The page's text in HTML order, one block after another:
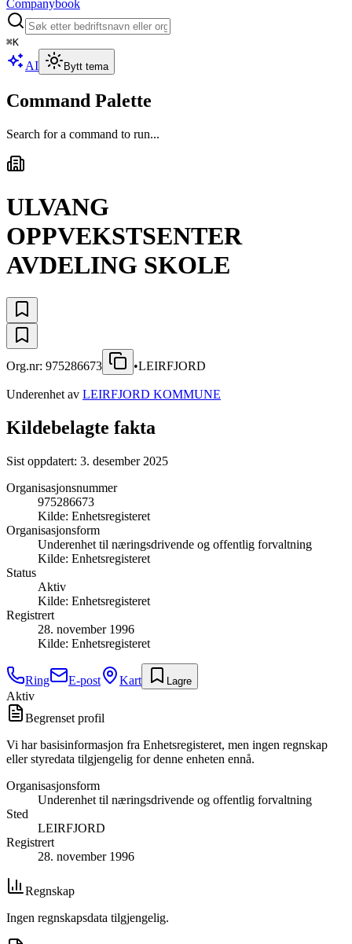
Companybook
⌘K
AI Bytt tema
Command Palette
Search for a command to run...
ULVANG
OPPVEKSTSENTER
AVDELING SKOLE
Org.nr: 975286673 •LEIRFJORD
Underenhet av LEIRFJORD KOMMUNE
Kildebelagte fakta
Sist oppdatert: 3. desember 2025
Organisasjonsnummer
975286673
Kilde: Enhetsregisteret
Organisasjonsform
Underenhet til næringsdrivende og offentlig forvaltning
Kilde: Enhetsregisteret
Status
Aktiv
Kilde: Enhetsregisteret
Registrert
28. november 1996
Kilde: Enhetsregisteret
Ring E-post Kart Lagre
Aktiv
Begrenset profil
Vi har basisinformasjon fra Enhetsregisteret, men ingen regnskap
eller styredata tilgjengelig for denne enheten ennå.
Organisasjonsform
Underenhet til næringsdrivende og offentlig forvaltning
Sted
LEIRFJORD
Registrert
28. november 1996
Regnskap
Ingen regnskapsdata tilgjengelig.